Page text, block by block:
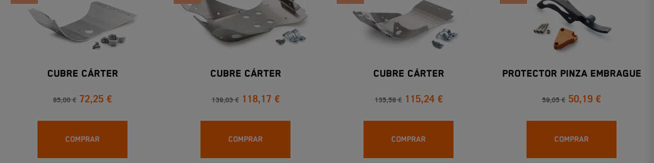
CUBRE CÁRTER
85,00 € 72,25 €
COMPRAR
CUBRE CÁRTER
139,03 € 118,17 €
COMPRAR
CUBRE CÁRTER
135,58 € 115,24 €
COMPRAR
PROTECTOR PINZA EMBRAGUE
59,05 € 50,19 €
COMPRAR